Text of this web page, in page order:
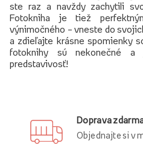
ste raz a navždy zachytili
Fotokniha je tiež
výnimočného – vneste do
a zdieľajte krásne spomienky
fotoknihy sú nekonečné
predstavivosť!
Doprava
Objednajte si v